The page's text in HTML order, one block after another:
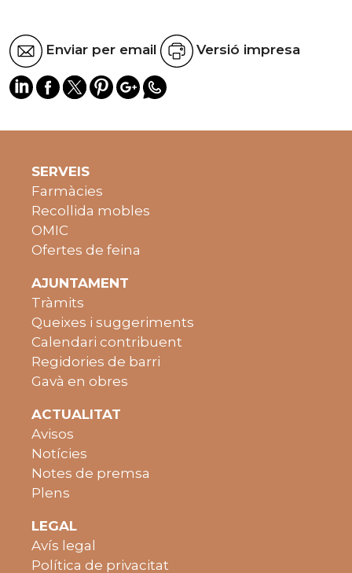
Enviar per email Versió impresa
SERVEIS
Farmàcies
Recollida mobles
OMIC
Ofertes de feina
AJUNTAMENT
Tràmits
Queixes i suggeriments
Calendari contribuent
Regidories de barri
Gavà en obres
ACTUALITAT
Avisos
Notícies
Notes de premsa
Plens
LEGAL
Avís legal
Política de privacitat